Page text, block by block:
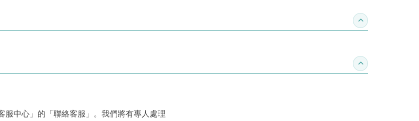
收合推薦專區
收合訂購須知
服中心」的「聯絡客服」。我們將有專人處理